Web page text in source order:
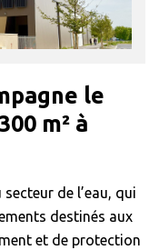
le
m² à
de l’eau, qui
destinés aux
et de protection